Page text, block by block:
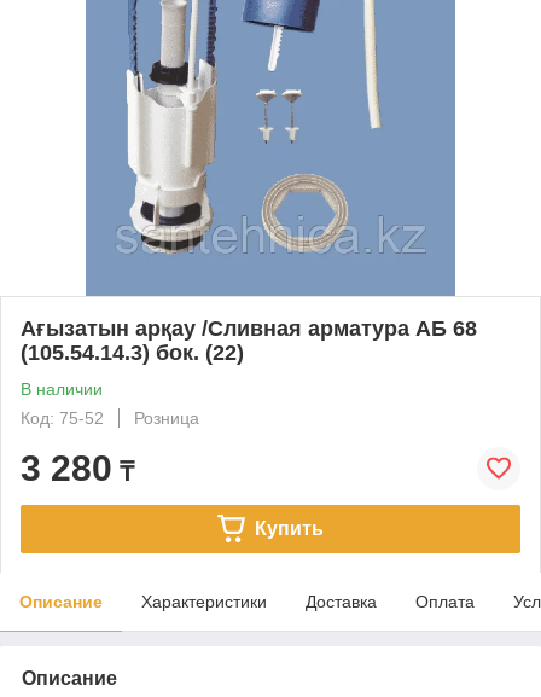
Ағызатын арқау /Сливная арматура АБ 68
(105.54.14.3) бок. (22)
В наличии
Код: 75-52
Розница
3 280 ₸
Купить
Описание Характеристики Доставка Оплата
Описание